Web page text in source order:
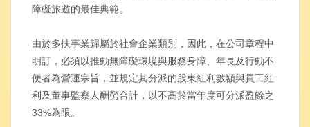
障礙旅遊的最佳典範。
由於多扶事業歸屬於社會企業類別，因此，在公司章程中
明訂，必須以推動無障礙環境與服務身障、年長及行動不
便者為營運宗旨，並規定其分派的股東紅利數額與員工紅
利及董事監察人酬勞合計，以不高於當年度可分派盈餘之
33%為限。